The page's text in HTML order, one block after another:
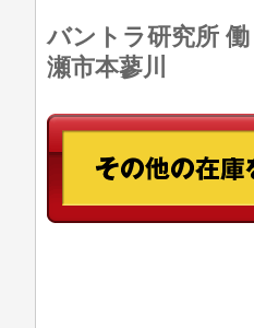
バントラ研究所
瀬市本蓼川